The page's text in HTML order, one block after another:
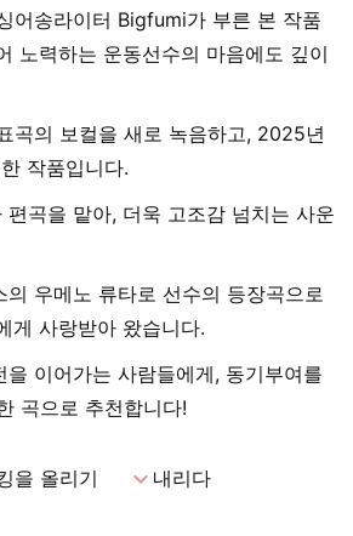
어송라이터 Bigfumi가 부른 본 작품
노력하는 운동선수의 마음에도 깊이
곡의 보컬을 새로 녹음하고, 2025년
작품입니다.
편곡을 맡아, 더욱 고조감 넘치는 사운
의 우메노 류타로 선수의 등장곡으로
게 사랑받아 왔습니다.
을 이어가는 사람들에게, 동기부여를
곡으로 추천합니다!
을 올리기 expand_more내리다